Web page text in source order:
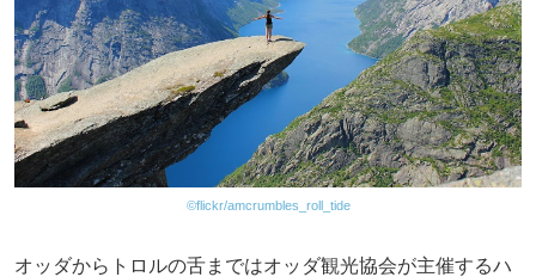
©flickr/amcrumbles_roll_tide
オッダからトロルの舌まではオッダ観光協会が主催するハ